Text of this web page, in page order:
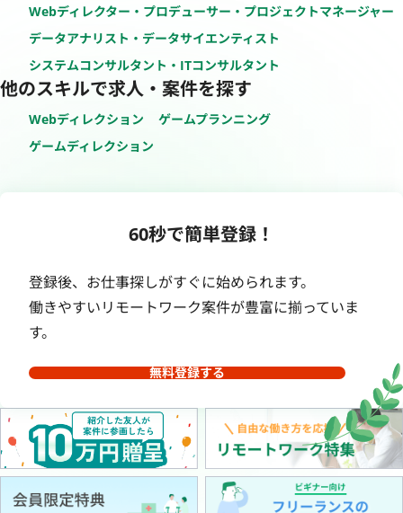
Webディレクター・プロデューサー・プロジェクトマネージャー
データアナリスト・データサイエンティスト
システムコンサルタント・ITコンサルタント
他のスキルで求人・案件を探す
Webディレクション
ゲームプランニング
ゲームディレクション
60秒で簡単登録！
登録後、お仕事探しがすぐに始められます。
働きやすいリモートワーク案件が豊富に揃っていま
す。
無料登録する